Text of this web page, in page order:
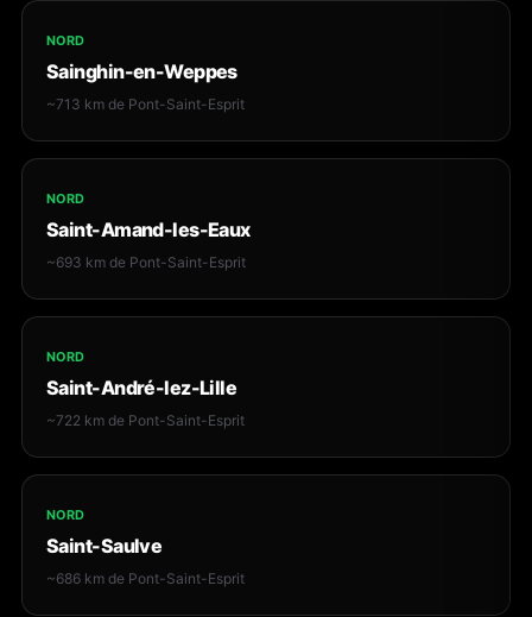
NORD
Sainghin-en-Weppes
~713 km de Pont-Saint-Esprit
NORD
Saint-Amand-les-Eaux
~693 km de Pont-Saint-Esprit
NORD
Saint-André-lez-Lille
~722 km de Pont-Saint-Esprit
NORD
Saint-Saulve
~686 km de Pont-Saint-Esprit